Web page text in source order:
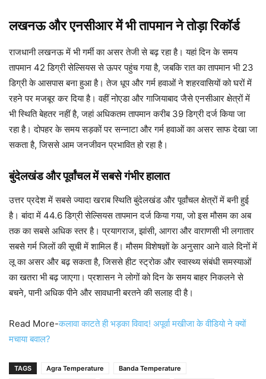
लखनऊ और एनसीआर में भी तापमान ने तोड़ा रिकॉर्ड
राजधानी लखनऊ में भी गर्मी का असर तेजी से बढ़ रहा है। यहां दिन के समय
तापमान 42 डिग्री सेल्सियस से ऊपर पहुंच गया है, जबकि रात का तापमान भी 23
डिग्री के आसपास बना हुआ है। तेज धूप और गर्म हवाओं ने शहरवासियों को घरों में
रहने पर मजबूर कर दिया है। वहीं नोएडा और गाजियाबाद जैसे एनसीआर क्षेत्रों में
भी स्थिति बेहतर नहीं है, जहां अधिकतम तापमान करीब 39 डिग्री दर्ज किया जा
रहा है। दोपहर के समय सड़कों पर सन्नाटा और गर्म हवाओं का असर साफ देखा जा
सकता है, जिससे आम जनजीवन प्रभावित हो रहा है।
बुंदेलखंड और पूर्वांचल में सबसे गंभीर हालात
उत्तर प्रदेश में सबसे ज्यादा खराब स्थिति बुंदेलखंड और पूर्वांचल क्षेत्रों में बनी हुई
है। बांदा में 44.6 डिग्री सेल्सियस तापमान दर्ज किया गया, जो इस मौसम का अब
तक का सबसे अधिक स्तर है। प्रयागराज, झांसी, आगरा और वाराणसी भी लगातार
सबसे गर्म जिलों की सूची में शामिल हैं। मौसम विशेषज्ञों के अनुसार आने वाले दिनों में
लू का असर और बढ़ सकता है, जिससे हीट स्ट्रोक और स्वास्थ्य संबंधी समस्याओं
का खतरा भी बढ़ जाएगा। प्रशासन ने लोगों को दिन के समय बाहर निकलने से
बचने, पानी अधिक पीने और सावधानी बरतने की सलाह दी है।
Read More-कलावा काटते ही भड़का विवाद! अपूर्वा मखीजा के वीडियो ने क्यों
मचाया बवाल?
TAGS Agra Temperature
Banda Temperature